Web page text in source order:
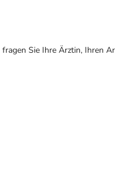
Sie Ihre Ärztin, Ihren